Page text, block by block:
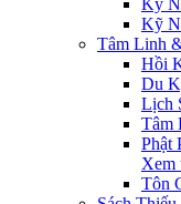
Kỹ
Kỹ
Tâm Linh
Hồi
Du
Lịch
Tâm
Phật
Xem
Tôn